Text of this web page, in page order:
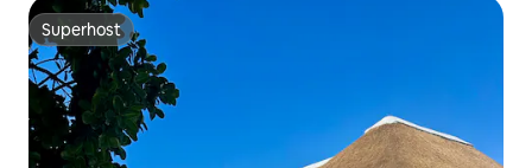
Superhost
Superhost